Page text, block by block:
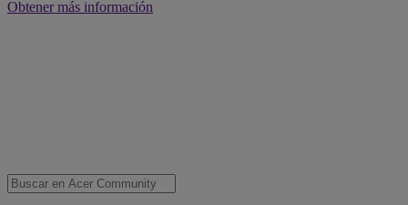
Obtener más información